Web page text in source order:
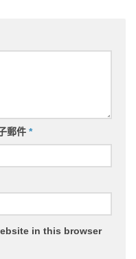
郵件 *
in this browser